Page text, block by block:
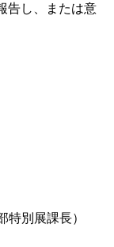
告し、または意
特別展課長）